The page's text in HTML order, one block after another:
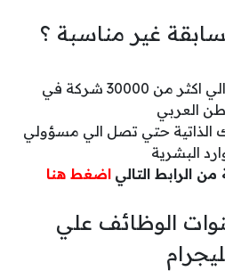
غير مناسبة ؟
ارسل سيرتك الذاتية الي اكثر من 30000 شركة في
العربي
حتي تصل الي مسؤولي
البشرية
الرابط التالي اضغط هنا
الوظائف علي